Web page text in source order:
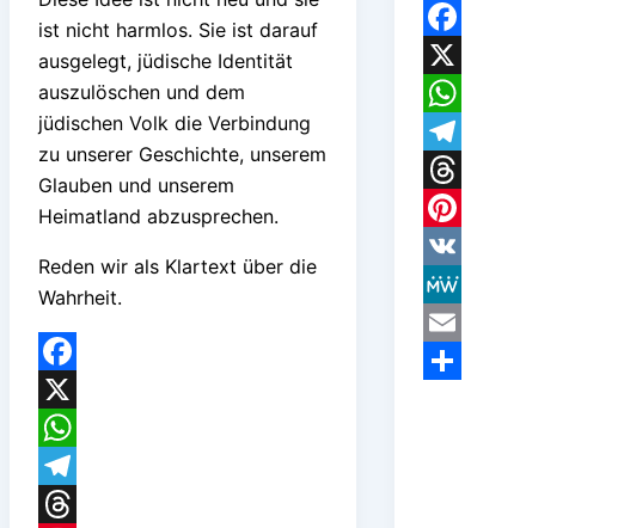
ist nicht harmlos. Sie ist darauf
ausgelegt, jüdische Identität
auszulöschen und dem
jüdischen Volk die Verbindung
zu unserer Geschichte, unserem
Glauben und unserem
Heimatland abzusprechen.
Reden wir als Klartext über die
Wahrheit.
Facebook
X
WhatsApp
Telegram
Facebook
X
WhatsApp
Telegram
Threads
Pinterest
VK
MeWe
Email